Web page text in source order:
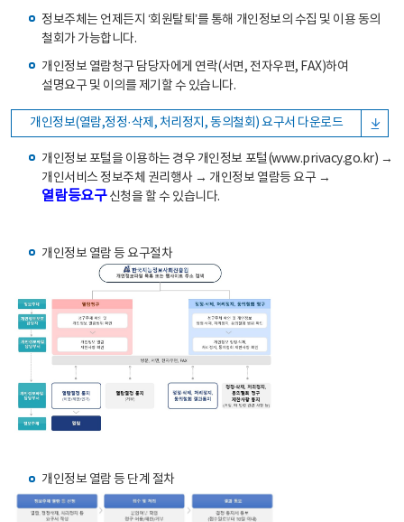
정보주체는 언제든지 ‘회원탈퇴’를 통해 개인정보의 수집 및 이용 동의
철회가 가능합니다.
개인정보 열람청구 담당자에게 연락(서면, 전자우편, FAX)하여
설명요구 및 이의를 제기할 수 있습니다.
개인정보(열람,정정·삭제, 처리정지, 동의철회) 요구서 다운로드
개인정보 포털을 이용하는 경우 개인정보 포털(www.privacy.go.kr) →
개인서비스 정보주체 권리행사 → 개인정보 열람등 요구 →
열람등요구신청을 할 수 있습니다.
개인정보 열람 등 요구절차
개인정보 열람 등 단계 절차